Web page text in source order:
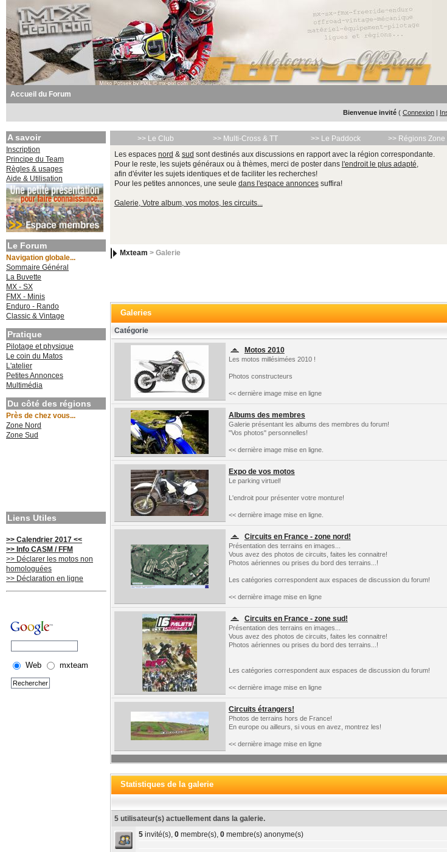
Accueil du Forum
Bienvenue invité ( Connexion |
A savoir
Inscription
Principe du Team
Règles & usages
Aide & Utilisation
Le Forum
Navigation globale...
Sommaire Général
La Buvette
MX - SX
FMX - Minis
Enduro - Rando
Classic & Vintage
Pratique
Pilotage et physique
Le coin du Matos
L'atelier
Petites Annonces
Multimédia
Du côté des régions
Près de chez vous...
Zone Nord
Zone Sud
Liens Utiles
>> Calendrier 2017 <<
>> Info CASM / FFM
>> Déclarer les motos non
homologuées
>> Déclaration en ligne
Web mxteam
>> Le Club >> Multi-Cross & TT >> Le Paddock >> Régions Zone
Les espaces nord & sud sont destinés aux discussions en rapport avec la région correspondante.
Pour le reste, les sujets généraux ou à thèmes, merci de poster dans l'endroit le plus adapté,
afin d'éviter les sujets identiques et de faciliter les recherches!
Pour les petites annonces, une seule dans l'espace annoncessuffira!
Galerie, Votre album, vos motos, les circuits...
Mxteam > Galerie
Galeries
Catégorie
Motos 2010
Les motos millésimées 2010 !
Photos constructeurs
<< dernière image mise en ligne
Albums des membres
Galerie présentant les albums des membres du forum!
"Vos photos" personnelles!
<< dernière image mise en ligne.
Expo de vos motos
Le parking virtuel!
L'endroit pour présenter votre monture!
<< dernière image mise en ligne.
Circuits en France - zone nord!
Présentation des terrains en images...
Vous avez des photos de circuits, faites les connaitre!
Photos aériennes ou prises du bord des terrains...!
Les catégories correspondent aux espaces de discussion du forum!
<< dernière image mise en ligne
Circuits en France - zone sud!
Présentation des terrains en images...
Vous avez des photos de circuits, faites les connaitre!
Photos aériennes ou prises du bord des terrains...!
Les catégories correspondent aux espaces de discussion du forum!
<< dernière image mise en ligne
Circuits étrangers!
Photos de terrains hors de France!
En europe ou ailleurs, si vous en avez, montrez les!
<< dernière image mise en ligne
Statistiques de la galerie
5 utilisateur(s) actuellement dans la galerie.
5invité(s), 0membre(s), 0membre(s) anonyme(s)